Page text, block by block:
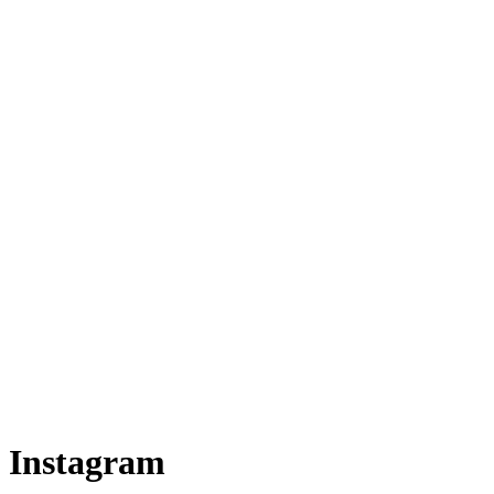
Instagram